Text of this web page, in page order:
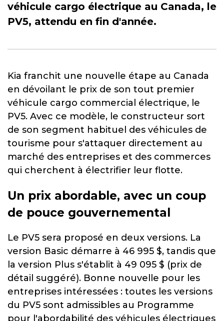
véhicule cargo électrique au Canada, le
PV5, attendu en fin d'année.
Kia franchit une nouvelle étape au Canada
en dévoilant le prix de son tout premier
véhicule cargo commercial électrique, le
PV5. Avec ce modèle, le constructeur sort
de son segment habituel des véhicules de
tourisme pour s'attaquer directement au
marché des entreprises et des commerces
qui cherchent à électrifier leur flotte.
Un prix abordable, avec un coup
de pouce gouvernemental
Le PV5 sera proposé en deux versions. La
version Basic démarre à 46 995 $, tandis que
la version Plus s'établit à 49 095 $ (prix de
détail suggéré). Bonne nouvelle pour les
entreprises intéressées : toutes les versions
du PV5 sont admissibles au Programme
pour l'abordabilité des véhicules électriques